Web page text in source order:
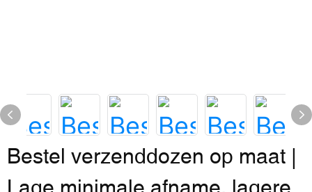
Bestel verzenddozen op maat |